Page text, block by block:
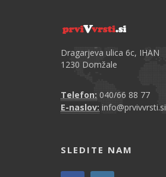
Dragarjeva ulica 6c, IHAN
1230 Domžale
Telefon: 040/66 88 77
E-naslov: info@prvivvrsti.si
SLEDITE NAM